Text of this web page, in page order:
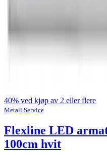
40% ved kjøp av 2 eller flere
Metall Service
Flexline LED
100cm hvit